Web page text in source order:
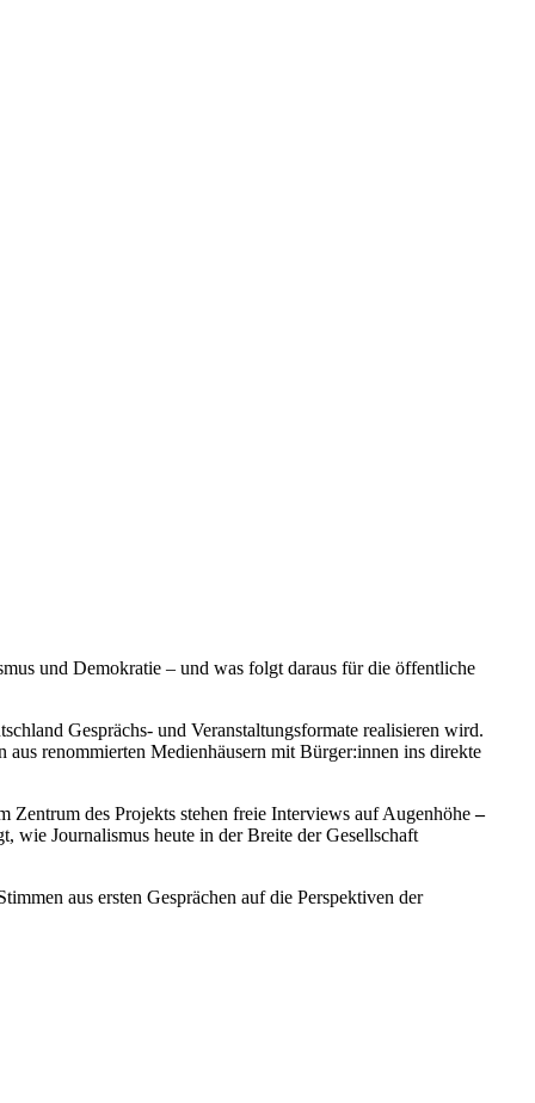
und Demokratie – und was folgt daraus für die öffentliche
Gesprächs- und Veranstaltungsformate realisieren wird.
renommierten Medienhäusern mit Bürger:innen ins direkte
Zentrum des Projekts stehen freie Interviews auf Augenhöhe–
wie Journalismus heute in der Breite der Gesellschaft
aus ersten Gesprächen auf die Perspektiven der